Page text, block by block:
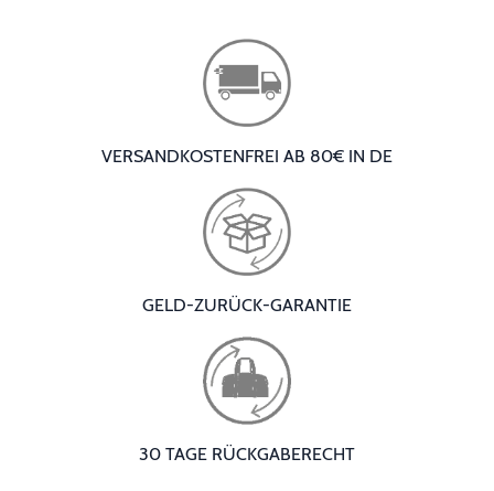
VERSANDKOSTENFREI AB 80€ IN DE
GELD-ZURÜCK-GARANTIE
30 TAGE RÜCKGABERECHT